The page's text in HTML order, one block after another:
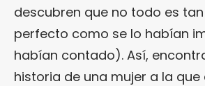
descubren que no todo es
perfecto como se lo habían
habían contado). Así,
historia de una mujer a la